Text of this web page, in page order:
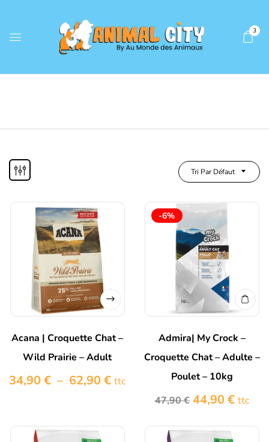
3
Tri Par Défaut
Acana | Croquette Chat –
Wild Prairie – Adult
34,90€ – 62,90€ ttc
-6%
Admira| My Crock –
Croquette Chat – Adulte –
Poulet – 10kg
47,90€ 44,90€ ttc